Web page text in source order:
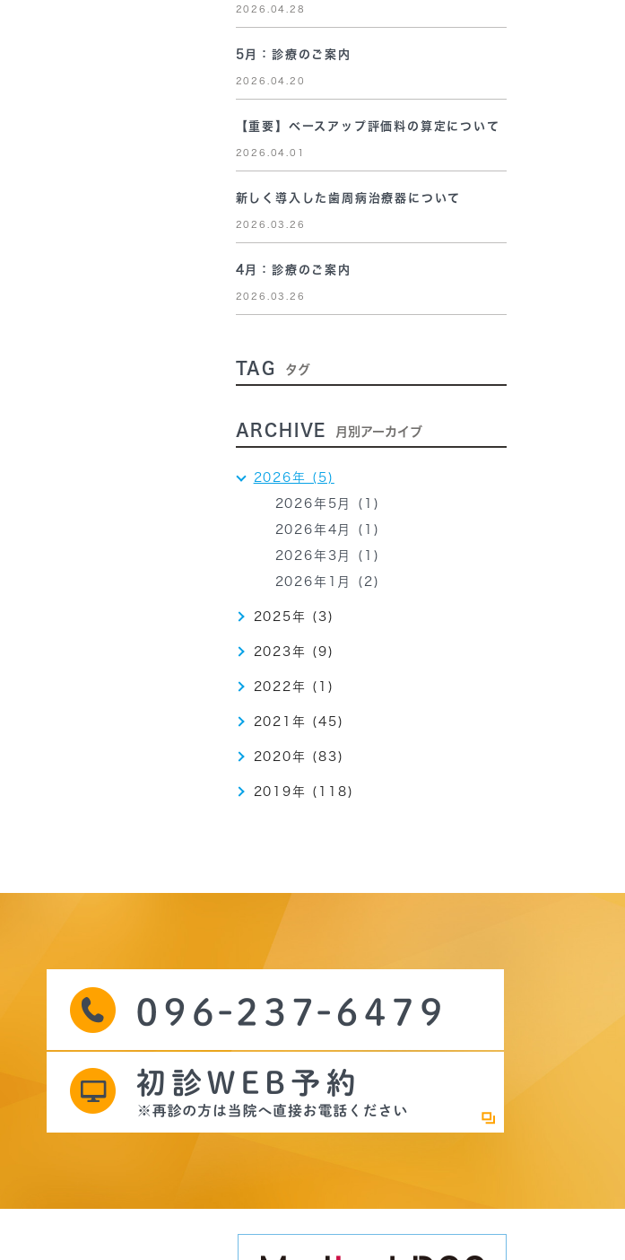
2026.04.28
5月：診療のご案内
2026.04.20
【重要】ベースアップ評価料の算定について
2026.04.01
新しく導入した歯周病治療器について
2026.03.26
4月：診療のご案内
2026.03.26
TAG タグ
ARCHIVE 月別アーカイブ
2026年 (5)
2026年5月 (1)
2026年4月 (1)
2026年3月 (1)
2026年1月 (2)
2025年 (3)
2023年 (9)
2022年 (1)
2021年 (45)
2020年 (83)
2019年 (118)